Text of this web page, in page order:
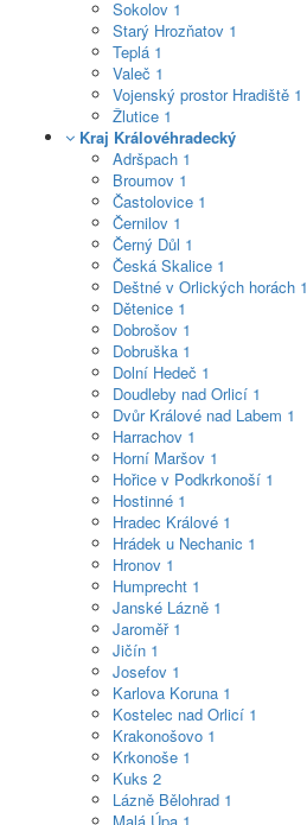
Sokolov 1
Starý Hrozňatov 1
Teplá 1
Valeč 1
Vojenský prostor Hradiště 1
Žlutice 1
Kraj Královéhradecký
Adršpach 1
Broumov 1
Častolovice 1
Černilov 1
Černý Důl 1
Česká Skalice 1
Deštné v Orlických horách 1
Dětenice 1
Dobrošov 1
Dobruška 1
Dolní Hedeč 1
Doudleby nad Orlicí 1
Dvůr Králové nad Labem 1
Harrachov 1
Horní Maršov 1
Hořice v Podkrkonoší 1
Hostinné 1
Hradec Králové 1
Hrádek u Nechanic 1
Hronov 1
Humprecht 1
Janské Lázně 1
Jaroměř 1
Jičín 1
Josefov 1
Karlova Koruna 1
Kostelec nad Orlicí 1
Krakonošovo 1
Krkonoše 1
Kuks 2
Lázně Bělohrad 1